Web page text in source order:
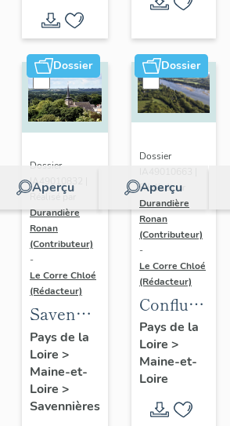
Dossier
Aperçu
Dossier
IA49010832 |
Réalisé par
Durandière
Ronan
(Contributeur)
-
Le Corre Chloé
(Rédacteur)
Savennières
:
présentation
de la
commune
Pays de la
Loire >
Maine-et-
Loire >
Savennières
Dossier
Aperçu
Dossier
Réalisé par
Durandière
Ronan
(Contributeur)
-
Le Corre Chloé
(Rédacteur)
Confluence
Maine-
Loire :
d'étude
Pays de la
Loire >
Maine-et-
Loire